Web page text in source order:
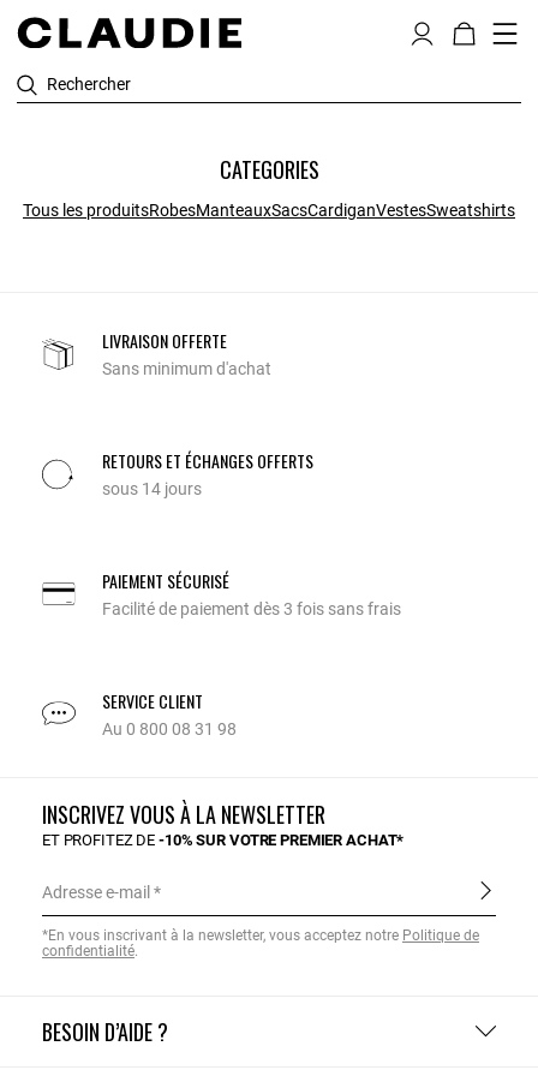
Rechercher
CATEGORIES
Tous les produitsRobesManteauxSacsCardiganVestesSweatshirts
LIVRAISON OFFERTE
Sans minimum d'achat
RETOURS ET ÉCHANGES OFFERTS
sous 14 jours
PAIEMENT SÉCURISÉ
Facilité de paiement dès 3 fois sans frais
SERVICE CLIENT
Au 0 800 08 31 98
BESOIN D’AIDE ?
INSCRIVEZ VOUS À LA NEWSLETTER
ET PROFITEZ DE-10% SUR VOTRE PREMIER ACHAT*
Adresse e-mail
*En vous inscrivant à la newsletter, vous acceptez notre Politique de
confidentialité.